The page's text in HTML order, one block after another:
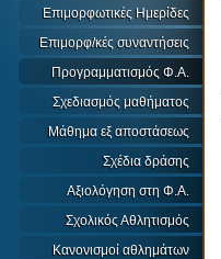
Επιμορφωτικές Ημερίδες
Επιμορφ/κές συναντήσεις
Προγραμματισμός Φ.Α.
Σχεδιασμός μαθήματος
Μάθημα εξ αποστάσεως
Σχέδια δράσης
Αξιολόγηση στη Φ.Α.
Σχολικός Αθλητισμός
Κανονισμοί αθλημάτων